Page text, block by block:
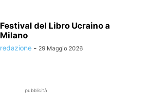
Festival del Libro Ucraino a
Milano
redazione - 29 Maggio 2026
pubblicità